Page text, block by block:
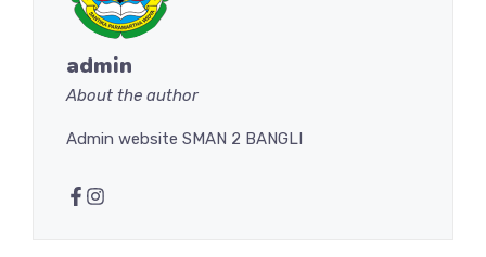
admin
About the author
Admin website SMAN 2 BANGLI